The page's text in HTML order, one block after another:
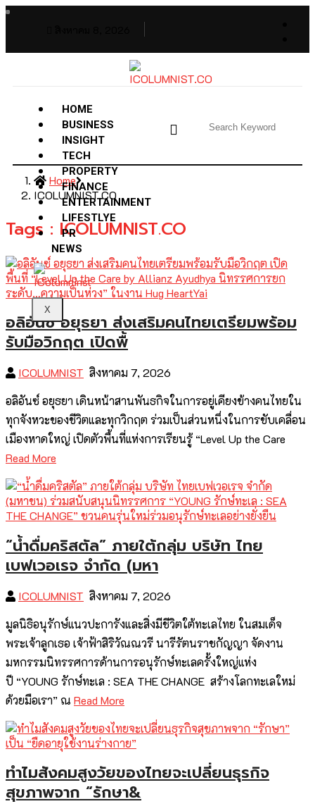
HOME
BUSINESS
INSIGHT
TECH
PROPERTY
FINANCE
ENTERTAINMENT
LIFESTLYE
PR
NEWS
X
Home
ICOLUMNIST.CO
Tags : ICOLUMNIST.CO
อลิอันซ์ อยุธยา ส่งเสริมคนไทยเตรียมพร้อม
รับมือวิกฤต เปิดพื้
ICOLUMNIST สิงหาคม 7, 2026
อลิอันซ์ อยุธยา เดินหน้าสานพันธกิจในการอยู่เคียงข้างคนไทยใน
ทุกจังหวะของชีวิตและทุกวิกฤต ร่วมเป็นส่วนหนึ่งในการขับเคลื่อน
เมืองหาดใหญ่ เปิดตัวพื้นที่แห่งการเรียนรู้ “Level Up the Care
Read More
“น้ำดื่มคริสตัล” ภายใต้กลุ่ม บริษัท ไทย
เบฟเวอเรจ จำกัด (มหา
ICOLUMNIST สิงหาคม 7, 2026
มูลนิธิอนุรักษ์แนวปะการังและสิ่งมีชีวิตใต้ทะเลไทย ในสมเด็จ
พระเจ้าลูกเธอ เจ้าฟ้าสิริวัณณวรี นารีรัตนราชกัญญา จัดงาน
มหกรรมนิทรรศการด้านการอนุรักษ์ทะเลครั้งใหญ่แห่ง
ปี “YOUNG รักษ์ทะเล : SEA THE CHANGE สร้างโลกทะเลใหม่
ด้วยมือเรา” ณ Read More
ทำไมสังคมสูงวัยของไทยจะเปลี่ยนธุรกิจ
สุขภาพจาก “รักษา&